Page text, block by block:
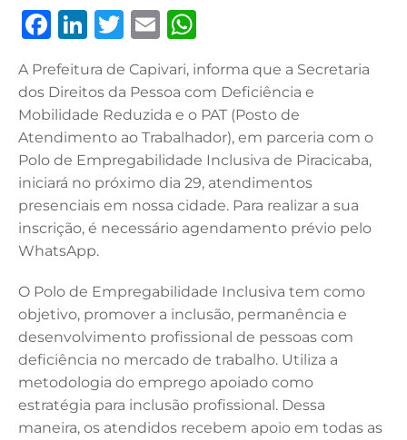
F
c
e
b
o
o
k
Li
k
e
dI
n
T
it
te
r
E
ai
l
at
s
A
p
p
A Prefeitura de Capivari, informa que a Secretaria
dos Direitos da Pessoa com Deficiência e
Mobilidade Reduzida e o PAT (Posto de
Atendimento ao Trabalhador), em parceria com o
Polo de Empregabilidade Inclusiva de Piracicaba,
iniciará no próximo dia 29, atendimentos
presenciais em nossa cidade. Para realizar a sua
inscrição, é necessário agendamento prévio pelo
WhatsApp.
O Polo de Empregabilidade Inclusiva tem como
objetivo, promover a inclusão, permanência e
desenvolvimento profissional de pessoas com
deficiência no mercado de trabalho. Utiliza a
metodologia do emprego apoiado como
estratégia para inclusão profissional. Dessa
maneira, os atendidos recebem apoio em todas as